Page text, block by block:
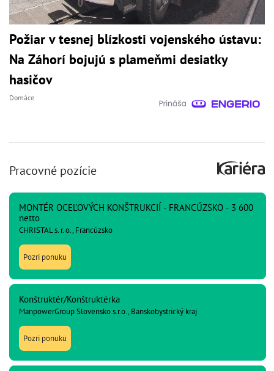
Požiar v tesnej blízkosti vojenského ústavu:
Na Záhorí bojujú s plameňmi desiatky
hasičov
Domáce
Pracovné pozície
MONTÉR OCEĽOVÝCH KONŠTRUKCIÍ - FRANCÚZSKO - 3 600
netto
CHRISTAL s. r. o., Francúzsko
Pozri ponuku
Konštruktér/Konštruktérka
ManpowerGroup Slovensko s.r.o., Banskobystrický kraj
Pozri ponuku